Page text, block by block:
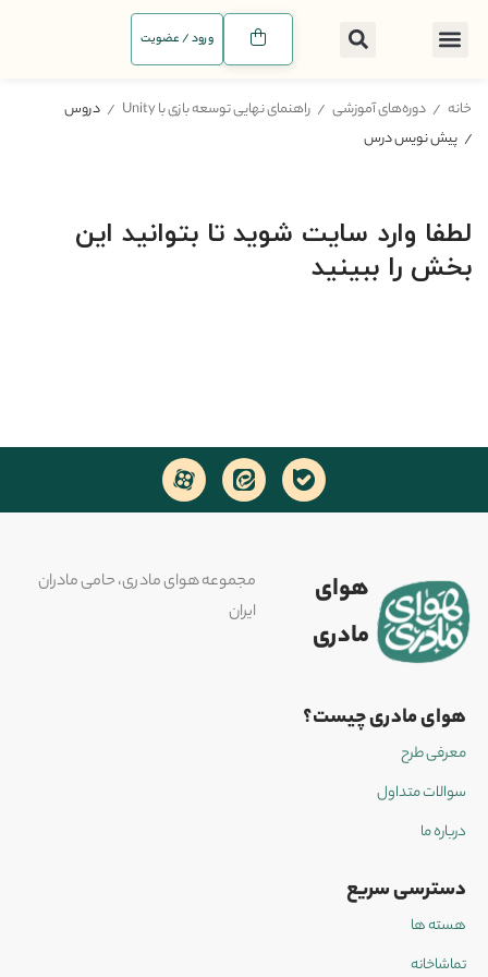
ورود / عضویت
خانه دوره‌های آموزشی راهنمای نهایی توسعه بازی با Unity
دروس
پیش نویس درس
لطفا وارد سایت شوید تا بتوانید این
بخش را ببینید
هوای
مادری
مجموعه هوای مادری، حامی مادران
ایران
هوای مادری چیست؟
معرفی طرح
سوالات متداول
درباره ما
دسترسی سریع
هسته ها
تماشاخانه